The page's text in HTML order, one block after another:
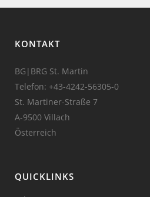
KONTAKT
BG|BRG St. Martin
Telefon: +43-4242-56305-0
St. Martiner-Straße 7
A-9500 Villach
Österreich
QUICKLINKS